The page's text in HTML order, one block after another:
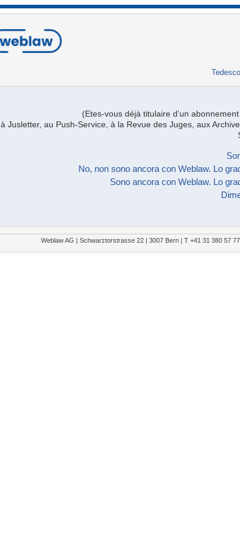
Tedesco
(Etes-vous déjà titulaire d'un
à Jusletter, au Push-Service, à la Revue des Juges, aux
No, non sono ancora con Weblaw. Lo
Sono ancora con Weblaw. Lo
Weblaw AG | Schwarztorstrasse 22 | 3007 Bern | T +41 31 380 57